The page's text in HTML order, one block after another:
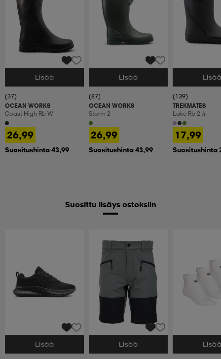
Valitse Koko
Lisää
(37)
OCEAN WORKS
Coast High Rb W
26,99
Suositushinta 43,99
Valitse Koko
Lisää
(87)
OCEAN WORKS
Storm 2
26,99
Suositushinta 43,99
Valitse Koko
(139)
TREKMATES
Lake Rb 2 Jr
17,99
Suositushinta
Suosittu lisäys ostoksiin
Valitse Koko
Lisää Valitse Koko
Lisää Valitse Koko